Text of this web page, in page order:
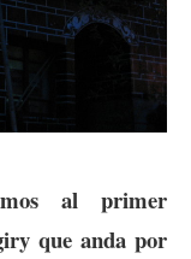
al primer
que anda por